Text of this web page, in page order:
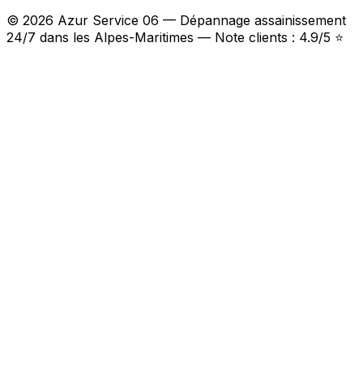
© 2026 Azur Service 06 — Dépannage assainissement
24/7 dans les Alpes-Maritimes — Note clients : 4.9/5 ⭐